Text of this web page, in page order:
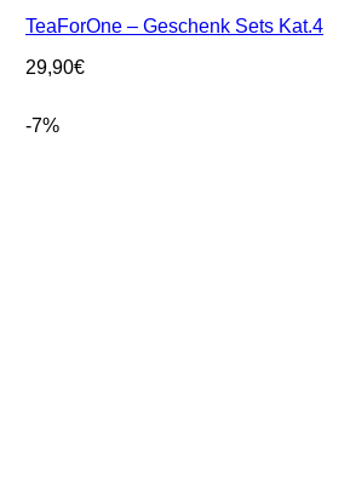
TeaForOne – Geschenk Sets Kat.4
29,90€
-7%